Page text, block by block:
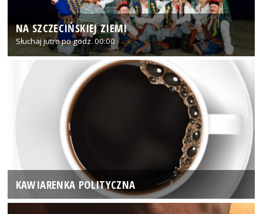
NA SZCZECIŃSKIEJ ZIEMI
Słuchaj jutro po godz. 00:00
KAWIARENKA POLITYCZNA